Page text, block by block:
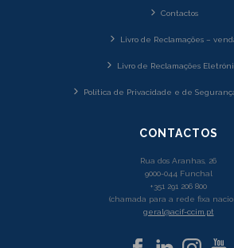
Contactos
Livro de Reclamações –
Livro de Reclamações
Política de Privacidade e de
CONTACTOS
Rua dos Aranhas, 26
9000-044 Funchal
+351 291 206 800
(chamada para a rede fixa
geral@acif-ccim.pt